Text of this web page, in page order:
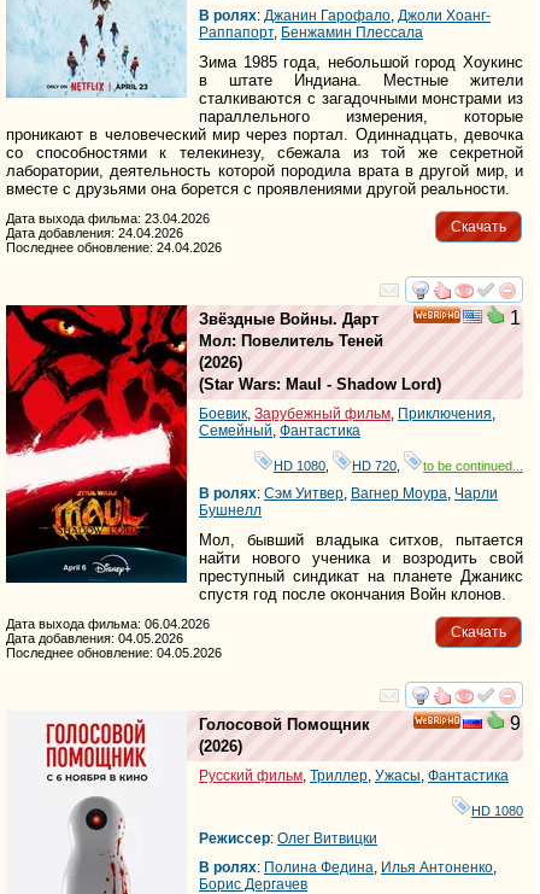
В ролях: Джанин Гарофало, Джоли Хоанг-
Раппапорт, Бенжамин Плессала
Зима 1985 года, небольшой город Хоукинс
в штате Индиана. Местные жители
сталкиваются с загадочными монстрами из
параллельного измерения, которые
проникают в человеческий мир через портал. Одиннадцать, девочка
со способностями к телекинезу, сбежала из той же секретной
лаборатории, деятельность которой породила врата в другой мир, и
вместе с друзьями она борется с проявлениями другой реальности.
Скачать
Дата выхода фильма: 23.04.2026
Дата добавления: 24.04.2026
Последнее обновление: 24.04.2026
смотреть
1
Звёздные Войны. Дарт
Мол: Повелитель Теней
(2026)
(Star Wars: Maul - Shadow Lord)
Боевик, Зарубежный фильм, Приключения,
Семейный, Фантастика
HD 1080 HD 720 to be continued...
В ролях: Сэм Уитвер, Вагнер Моура, Чарли
Бушнелл
Мол, бывший владыка ситхов, пытается
найти нового ученика и возродить свой
преступный синдикат на планете Джаникс
спустя год после окончания Войн клонов.
Скачать
Дата выхода фильма: 06.04.2026
Дата добавления: 04.05.2026
Последнее обновление: 04.05.2026
смотреть
9
Голосовой Помощник
(2026)
Русский фильм, Триллер, Ужасы, Фантастика
HD 1080
Режиссер: Олег Витвицки
В ролях: Полина Федина, Илья Антоненко,
Борис Дергачев